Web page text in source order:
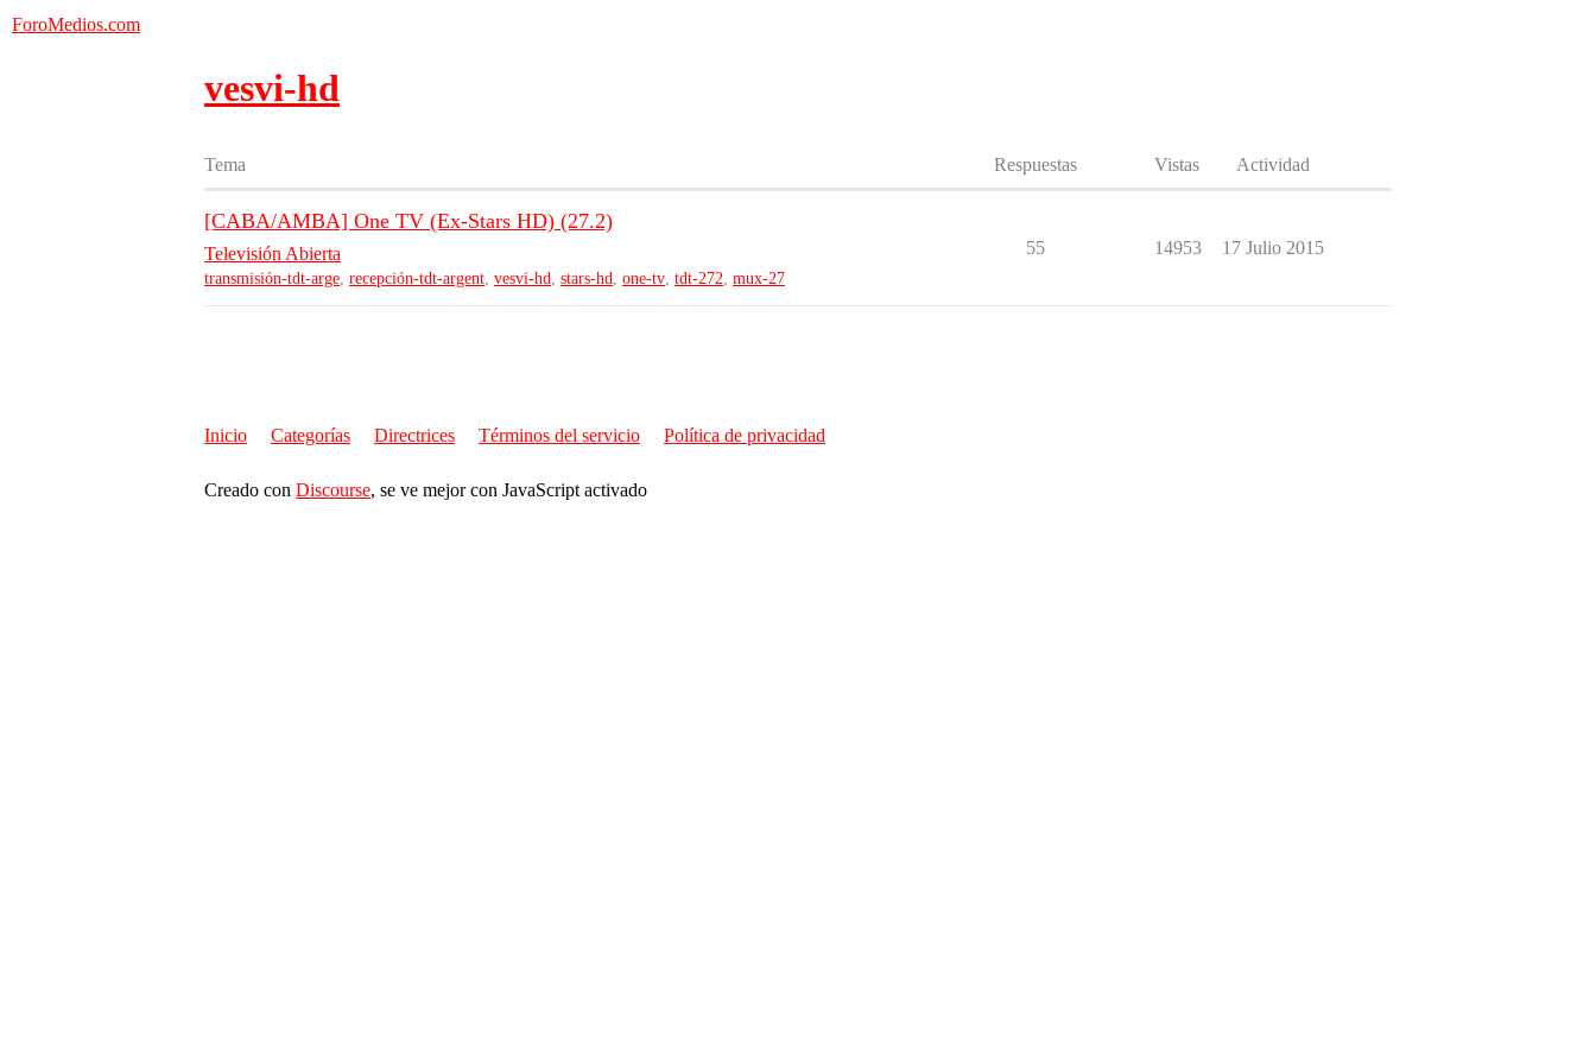
ForoMedios.com
vesvi-hd
Tema Respuestas Vistas Actividad
[CABA/AMBA] One TV (Ex-Stars HD) (27.2)
Televisión Abierta
transmisión-tdt-arge, recepción-tdt-argent, vesvi-hd, stars-hd, one-tv, tdt-272, mux-27
55 14953 17 Julio 2015
Inicio Categorías Directrices Términos del servicio Política de privacidad
Creado con Discourse, se ve mejor con JavaScript activado